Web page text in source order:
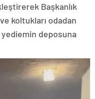
Başkanlık
koltukları odadan
deposuna